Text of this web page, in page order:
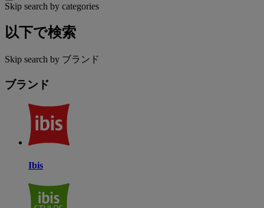
Skip search by categories
以下で検索
Skip search by ブランド
ブランド
Ibis